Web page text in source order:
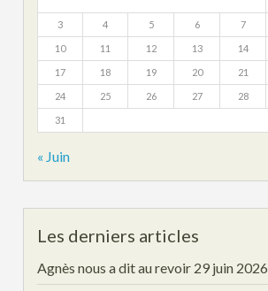
3 4 5 6 7
10 11 12 13 14
17 18 19 20 21
24 25 26 27 28
31
« Juin
Les derniers articles
Agnès nous a dit au revoir 29 juin 2026